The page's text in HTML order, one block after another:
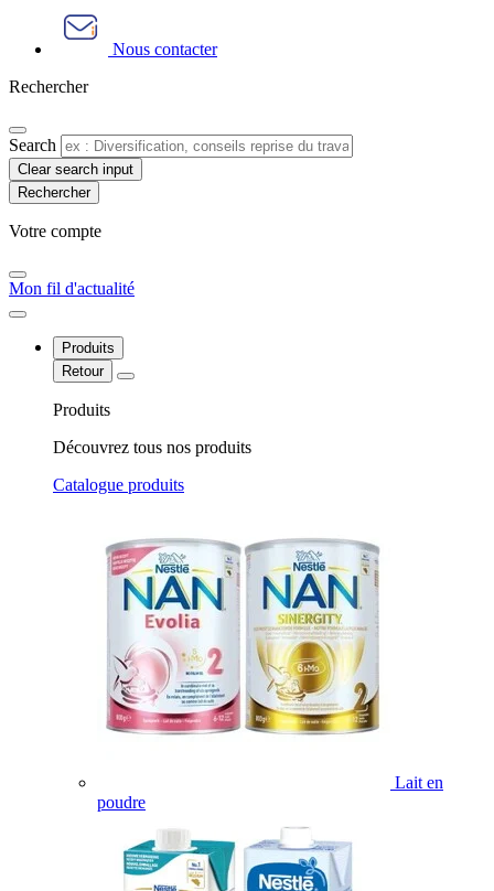
Nous contacter
Rechercher
Search
Clear search input
Votre compte​
Mon fil d'actualité
Produits
Retour
Produits
Découvrez tous nos produits
Catalogue produits
Lait en
poudre